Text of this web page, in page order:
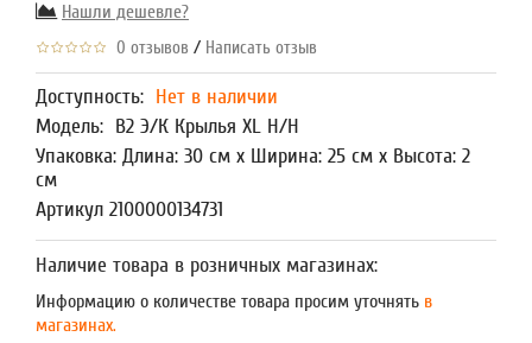
Нашли дешевле?
0 отзывов / Написать отзыв
Доступность: Нет в наличии
Модель: В2 Э/К Крылья XL Н/Н
Упаковка: Длина: 30 см x Ширина: 25 см x Высота: 2
см
Артикул 2100000134731
Наличие товара в розничных магазинах:
Информацию о количестве товара просим уточнять в
магазинах.